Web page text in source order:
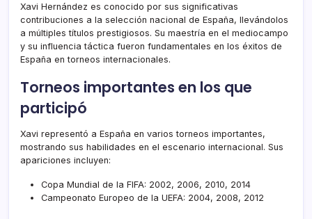
Xavi Hernández es conocido por sus significativas
contribuciones a la selección nacional de España, llevándolos
a múltiples títulos prestigiosos. Su maestría en el mediocampo
y su influencia táctica fueron fundamentales en los éxitos de
España en torneos internacionales.
Torneos importantes en los que
participó
Xavi representó a España en varios torneos importantes,
mostrando sus habilidades en el escenario internacional. Sus
apariciones incluyen:
Copa Mundial de la FIFA: 2002, 2006, 2010, 2014
Campeonato Europeo de la UEFA: 2004, 2008, 2012